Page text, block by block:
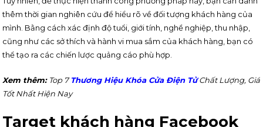
thêm thời gian nghiên cứu để hiểu rõ về đối tượng khách hàng của
mình. Bằng cách xác định độ tuổi, giới tính, nghề nghiệp, thu nhập,
cũng như các sở thích và hành vi mua sắm của khách hàng, bạn có
thể tạo ra các chiến lược quảng cáo phù hợp.
Xem thêm: Top 7 Thương Hiệu Khóa Cửa Điện Tử Chất Lượng, Giá
Tốt Nhất Hiện Nay
Target khách hàng Facebook